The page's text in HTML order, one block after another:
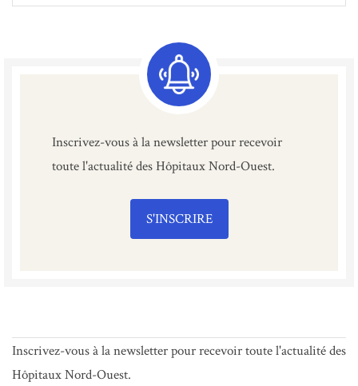
for:
Inscrivez-vous à la newsletter pour recevoir
toute l'actualité des Hôpitaux Nord-Ouest.
S'INSCRIRE
Inscrivez-vous à la newsletter pour recevoir toute l'actualité des
Hôpitaux Nord-Ouest.